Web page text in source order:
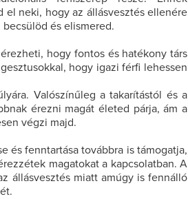
el neki, hogy az állásvesztés ellenére
és elismered.
hogy fontos és hatékony társ
hogy igazi férfi lehessen
Valószínűleg a takarítástól és a
érezni magát életed párja, ám a
végzi majd.
és fenntartása továbbra is támogatja,
magatokat a kapcsolatban. A
állásvesztés miatt amúgy is fennálló